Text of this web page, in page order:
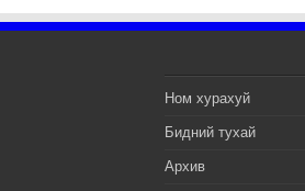
Ном хурахуй
Бидний тухай
Архив